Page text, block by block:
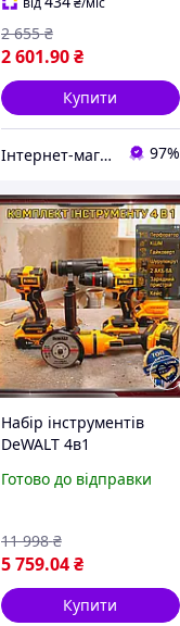
потужність
2 601.90 ₴
2 655 ₴
Купити
Інтернет-магазин "MozaikaUA" 97%
Набір інструментів
DeWALT 4в1
шуруповерт гайковерт
перфоратор для
будівництва та
ремонту
Готово до відправки
5 759.04 ₴
11 998 ₴
Купити